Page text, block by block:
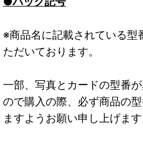
※商品名に記載されている型
ただいております。
一部、写真とカードの型番
ので購入の際、必ず商品の
ますようお願い申し上げます